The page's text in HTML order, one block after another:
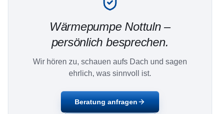
Wärmepumpe Nottuln–
persönlich besprechen.
Wir hören zu, schauen aufs Dach und sagen
ehrlich, was sinnvoll ist.
Beratung anfragen